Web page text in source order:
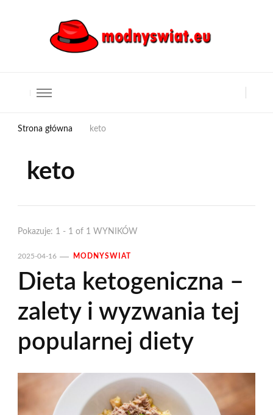
Strona główna keto
keto
Pokazuje: 1 - 1 of 1 WYNIKÓW
2025-04-16 MODNYSWIAT
Dieta ketogeniczna –
zalety i wyzwania tej
popularnej diety